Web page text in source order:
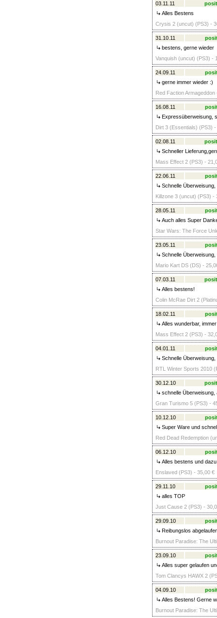
03.11.11
Alles Bestens
Crysis 2 (uncut) (PS3) -
31.10.11
bestens, gerne wieder
Vanquish (uncut) (PS3) -
24.09.11
gerne immer wieder :)
Red Faction
16.08.11
Expressüberweisung,
Dirt 3 (Essentials) (PS3) -
02.08.11
Schneller
Mass Effect 2 (PS3) -
22.06.11
Schnelle Überweisung,
Killzone 3 (uncut) (PS3) -
28.05.11
Auch alles Super
Star Wars: The Force
23.05.11
Schnelle
Mario Kart DS (DS) -
07.03.11
Alles bestens!
Colin McRae Dirt 2
18.02.11
Alles wunderbar,
Mass Effect 2 (PS3) -
04.01.11
Schnelle
RTL Winter Sports 2010
30.12.10
schnelle Überweisung,
Gran Turismo 5 (PS3) -
10.12.10
Super Ware und
Red Dead Redemption
06.12.10
Alles bestens und
Enslaved (PS3) - 35,00 €
29.11.10
alles TOP
Just Cause 2 (PS3) -
29.09.10
Reibungslos
Burnout Paradise: The
23.09.10
Alles super gelaufen
Tom Clancys HAWX 2
04.09.10
Alles Bestens! Gerne
Burnout Paradise: The